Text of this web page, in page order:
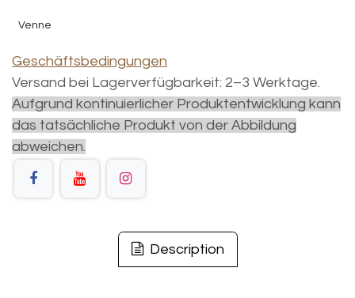
Venne
Geschäftsbedingungen
Versand bei Lagerverfügbarkeit: 2–3 Werktage.
Aufgrund kontinuierlicher Produktentwicklung kann
das tatsächliche Produkt von der Abbildung
abweichen.
Description